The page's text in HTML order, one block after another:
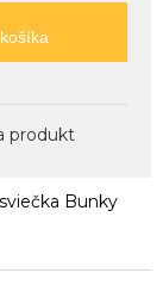
produkt
Bunky